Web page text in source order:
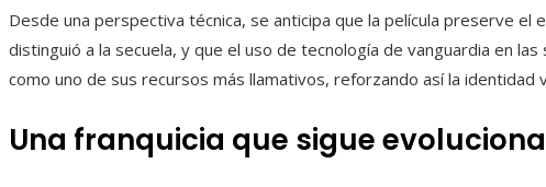
Desde una perspectiva técnica, se anticipa que la película preserve el
distinguió a la secuela, y que el uso de tecnología de vanguardia en
como uno de sus recursos más llamativos, reforzando así la identidad
Una franquicia que sigue